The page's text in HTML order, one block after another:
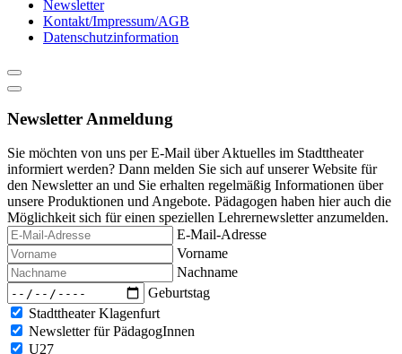
Newsletter
Kontakt/Impressum/AGB
Datenschutzinformation
Newsletter Anmeldung
Sie möchten von uns per E-Mail über Aktuelles im Stadttheater
informiert werden? Dann melden Sie sich auf unserer Website für
den Newsletter an und Sie erhalten regelmäßig Informationen über
unsere Produktionen und Angebote. Pädagogen haben hier auch die
Möglichkeit sich für einen speziellen Lehrernewsletter anzumelden.
E-Mail-Adresse
Vorname
Nachname
Geburtstag
Stadttheater Klagenfurt
Newsletter für PädagogInnen
U27